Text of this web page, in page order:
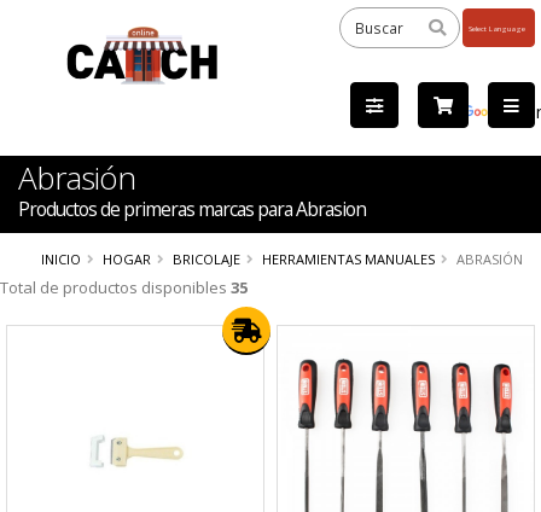
by
Abrasión
Productos de primeras marcas para Abrasion
INICIO HOGAR BRICOLAJE HERRAMIENTAS MANUALES ABRASIÓN
Total de productos disponibles 35